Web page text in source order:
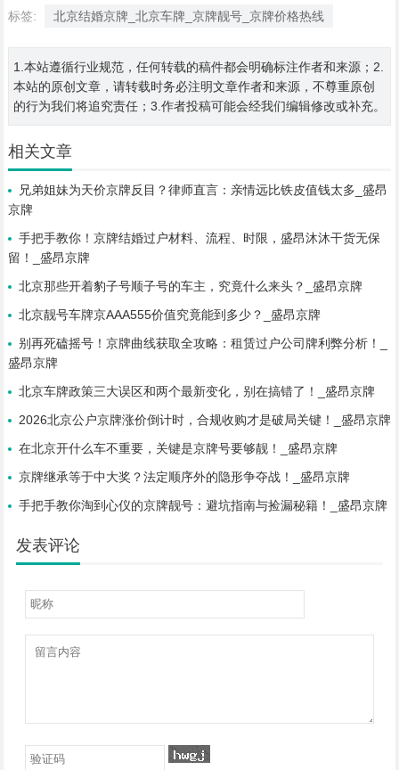
标签: 北京结婚京牌_北京车牌_京牌靓号_京牌价格热线
1.本站遵循行业规范，任何转载的稿件都会明确标注作者和来源；2.
本站的原创文章，请转载时务必注明文章作者和来源，不尊重原创
的行为我们将追究责任；3.作者投稿可能会经我们编辑修改或补充。
相关文章
兄弟姐妹为天价京牌反目？律师直言：亲情远比铁皮值钱太多_盛昂
京牌
手把手教你！京牌结婚过户材料、流程、时限，盛昂沐沐干货无保
留！_盛昂京牌
北京那些开着豹子号顺子号的车主，究竟什么来头？_盛昂京牌
北京靓号车牌京AAA555价值究竟能到多少？_盛昂京牌
别再死磕摇号！京牌曲线获取全攻略：租赁过户公司牌利弊分析！_
盛昂京牌
北京车牌政策三大误区和两个最新变化，别在搞错了！_盛昂京牌
2026北京公户京牌涨价倒计时，合规收购才是破局关键！_盛昂京牌
在北京开什么车不重要，关键是京牌号要够靓！_盛昂京牌
京牌继承等于中大奖？法定顺序外的隐形争夺战！_盛昂京牌
手把手教你淘到心仪的京牌靓号：避坑指南与捡漏秘籍！_盛昂京牌
发表评论